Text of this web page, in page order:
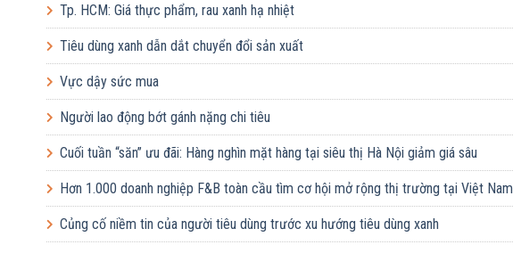
Tp. HCM: Giá thực phẩm, rau xanh hạ nhiệt
Tiêu dùng xanh dẫn dắt chuyển đổi sản xuất
Vực dậy sức mua
Người lao động bớt gánh nặng chi tiêu
Cuối tuần “săn” ưu đãi: Hàng nghìn mặt hàng tại siêu thị Hà Nội giảm giá sâu
Hơn 1.000 doanh nghiệp F&B toàn cầu tìm cơ hội mở rộng thị trường tại Việt Nam
Củng cố niềm tin của người tiêu dùng trước xu hướng tiêu dùng xanh